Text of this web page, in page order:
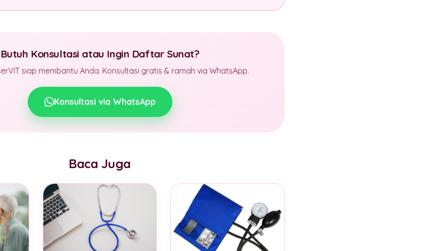
Butuh Konsultasi atau Ingin Daftar Sunat?
siap membantu Anda. Konsultasi gratis & ramah via WhatsApp.
Konsultasi via WhatsApp
Baca Juga